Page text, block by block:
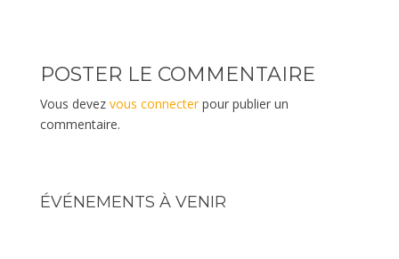
POSTER LE COMMENTAIRE
Vous devez vous connecterpour publier un
commentaire.
ÉVÉNEMENTS À VENIR